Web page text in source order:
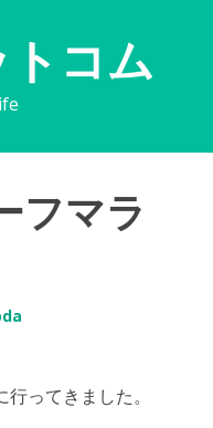
コム
フマラ
ってきました。